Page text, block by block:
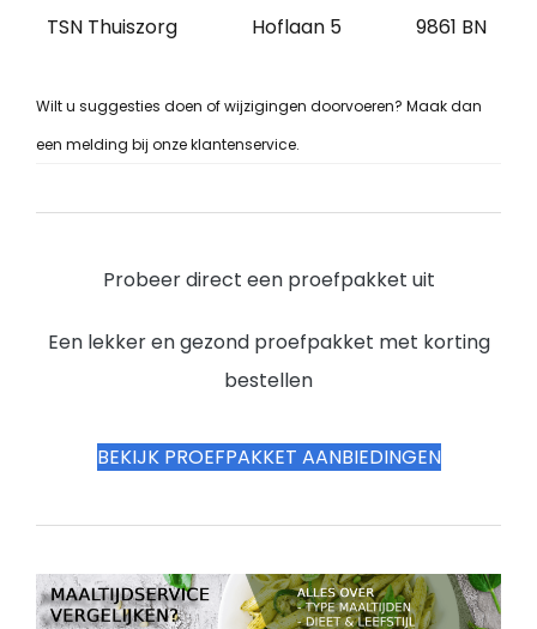
TSN Thuiszorg Hoflaan 5 9861 BN
Wilt u suggesties doen of wijzigingen doorvoeren? Maak dan
een melding bij onze klantenservice.
Probeer direct een proefpakket uit
Een lekker en gezond proefpakket met korting
bestellen
BEKIJK PROEFPAKKET AANBIEDINGEN